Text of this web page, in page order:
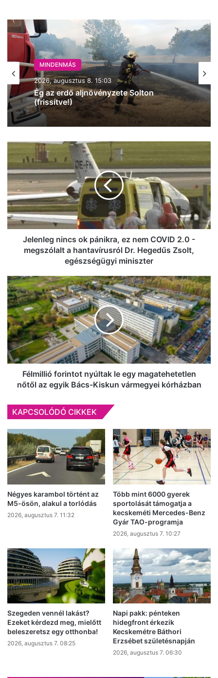
MINDENMÁS
2026, augusztus 8. 15:03
Ég az erdő aljnövényzete Solton
(frissítve!)
Jelenleg
ok
pánikra,
ez
nem
COVID
2.0
-
megszólalt
Hegedűs
Zsolt,
egészségügyi
miniszter
Jelenleg nincs ok pánikra, ez nem COVID 2.0 -
megszólalt a hantavírusról Dr. Hegedűs Zsolt,
egészségügyi miniszter
Félmillió
forintot
nyúltak
le
egy
magatehetetlen
nőtől az
egyik
Bács-
Kiskun
vármegyei
Félmillió forintot nyúltak le egy magatehetetlen
nőtől az egyik Bács-Kiskun vármegyei kórházban
KAPCSOLÓDÓ CIKKEK
Négyes karambol történt az
M5-ösön, alakul a torlódás
2026, augusztus 7. 11:32
Több mint 6000 gyerek
sportolását támogatja a
kecskeméti Mercedes-Benz
Gyár TAO-programja
2026, augusztus 7. 10:27
Szegeden vennél lakást?
Ezeket kérdezd meg, mielőtt
beleszeretsz egy otthonba!
2026, augusztus 7. 08:25
Napi pakk: pénteken
hidegfront érkezik
Kecskemétre Báthori
Erzsébet születésnapján
2026, augusztus 7. 06:30